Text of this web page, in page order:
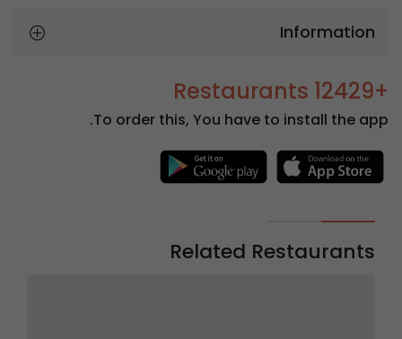
Information
+12429 Restaurants
To order this, You have to install the app.
Related Restaurants